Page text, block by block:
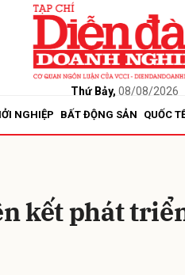
Thứ Bảy, 08/08/2026
NGHIỆP BẤT ĐỘNG SẢN QUỐC
kết phát